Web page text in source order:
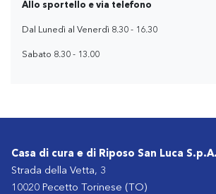
Allo sportello e via telefono
Dal Lunedì al Venerdì 8.30 - 16.30
Sabato 8.30 - 13.00
Casa di cura e di Riposo San Luca S.p.A.
Strada della Vetta, 3
10020 Pecetto Torinese (TO)